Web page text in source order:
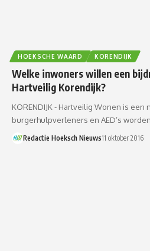
HOEKSCHE WAARD KORENDIJK
Welke inwoners willen een
Hartveilig Korendijk?
KORENDIJK - Hartveilig Wonen is een
burgerhulpverleners en AED’s
Redactie Hoeksch Nieuws11 oktober 2016